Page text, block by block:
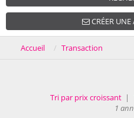
CRÉER UNE
Accueil Transaction
Tri par prix croissant |
1